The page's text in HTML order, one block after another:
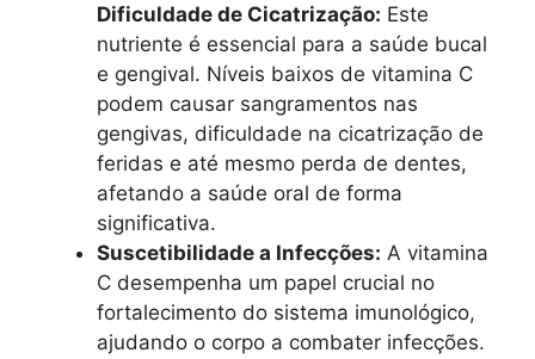
Dificuldade de Cicatrização: Este
nutriente é essencial para a saúde bucal
e gengival. Níveis baixos de vitamina C
podem causar sangramentos nas
gengivas, dificuldade na cicatrização de
feridas e até mesmo perda de dentes,
afetando a saúde oral de forma
significativa.
Suscetibilidade a Infecções: A vitamina
C desempenha um papel crucial no
fortalecimento do sistema imunológico,
ajudando o corpo a combater infecções.